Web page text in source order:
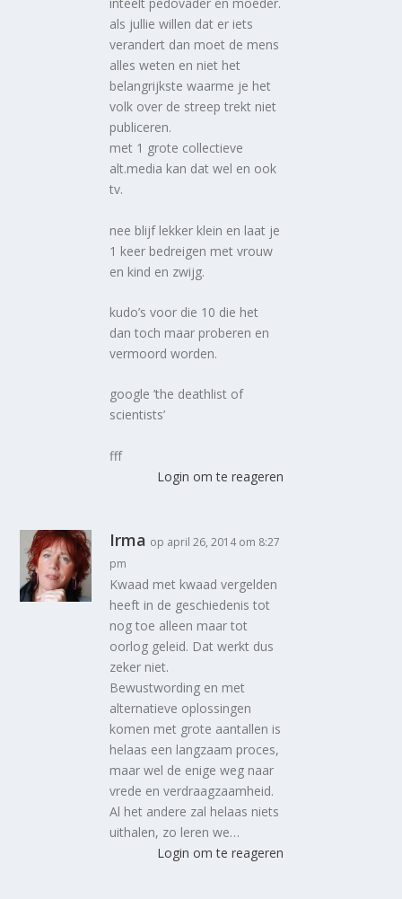
als jullie willen dat er iets
verandert dan moet de mens
alles weten en niet het
belangrijkste waarme je het
volk over de streep trekt niet
publiceren.
met 1 grote collectieve
alt.media kan dat wel en ook
tv.
nee blijf lekker klein en laat je
1 keer bedreigen met vrouw
en kind en zwijg.
kudo’s voor die 10 die het
dan toch maar proberen en
vermoord worden.
google ’the deathlist of
scientists’
fff
Login om te reageren
Irma op april 26, 2014 om 8:27
pm
Kwaad met kwaad vergelden
heeft in de geschiedenis tot
nog toe alleen maar tot
oorlog geleid. Dat werkt dus
zeker niet.
Bewustwording en met
alternatieve oplossingen
komen met grote aantallen is
helaas een langzaam proces,
maar wel de enige weg naar
vrede en verdraagzaamheid.
Al het andere zal helaas niets
uithalen, zo leren we…
Login om te reageren